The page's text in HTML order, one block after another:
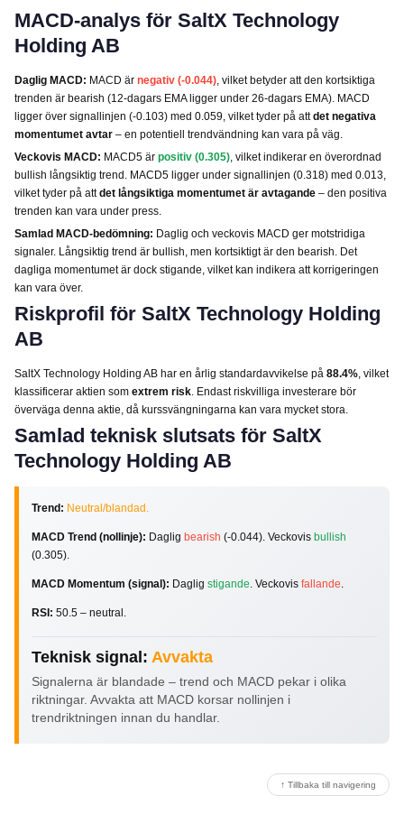
MACD-analys för SaltX Technology
Holding AB
Daglig MACD: MACD är negativ (-0.044), vilket betyder att den kortsiktiga
trenden är bearish (12-dagars EMA ligger under 26-dagars EMA). MACD
ligger över signallinjen (-0.103) med 0.059, vilket tyder på attdet negativa
momentumet avtar – en potentiell trendvändning kan vara på väg.
Veckovis MACD: MACD5 är positiv (0.305), vilket indikerar en överordnad
bullish långsiktig trend. MACD5 ligger under signallinjen (0.318) med 0.013,
vilket tyder på attdet långsiktiga momentumet är avtagande – den positiva
trenden kan vara under press.
Samlad MACD-bedömning: Daglig och veckovis MACD ger motstridiga
signaler. Långsiktig trend är bullish, men kortsiktigt är den bearish. Det
dagliga momentumet är dock stigande, vilket kan indikera att korrigeringen
kan vara över.
Riskprofil för SaltX Technology Holding
AB
SaltX Technology Holding AB har en årlig standardavvikelse på 88.4%, vilket
klassificerar aktien som extrem risk. Endast riskvilliga investerare bör
överväga denna aktie, då kurssvängningarna kan vara mycket stora.
Samlad teknisk slutsats för SaltX
Technology Holding AB
Trend: Neutral/blandad.
MACD Trend (nollinje): Daglig bearish (-0.044). Veckovis bullish
(0.305).
MACD Momentum (signal): Daglig stigande. Veckovis fallande.
RSI: 50.5 – neutral.
Teknisk signal: Avvakta
Signalerna är blandade – trend och MACD pekar i olika
riktningar. Avvakta att MACD korsar nollinjen i
trendriktningen innan du handlar.
↑ Tillbaka till navigering